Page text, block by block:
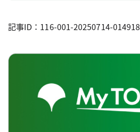
記事ID：116-001-20250714-014918